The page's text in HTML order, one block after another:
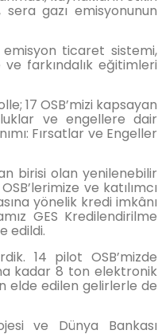
gazı emisyonunun
emisyon ticaret sistemi,
farkındalık eğitimleri
17 OSB’mizi kapsayan
ve engellere dair
Fırsatlar ve Engeller
birisi olan yenilenebilir
ve katılımcı
yönelik kredi imkânı
GES Kredilendirilme
edildi.
14 pilot OSB’mizde
kadar 8 ton elektronik
elde edilen gelirlerle de
ve Dünya Bankası